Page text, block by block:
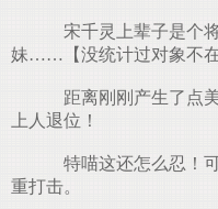
宋千灵上辈子是个
妹……【没统计过对象不在
距离刚刚产生了点
上人退位！
特喵这还怎么忍！
重打击。